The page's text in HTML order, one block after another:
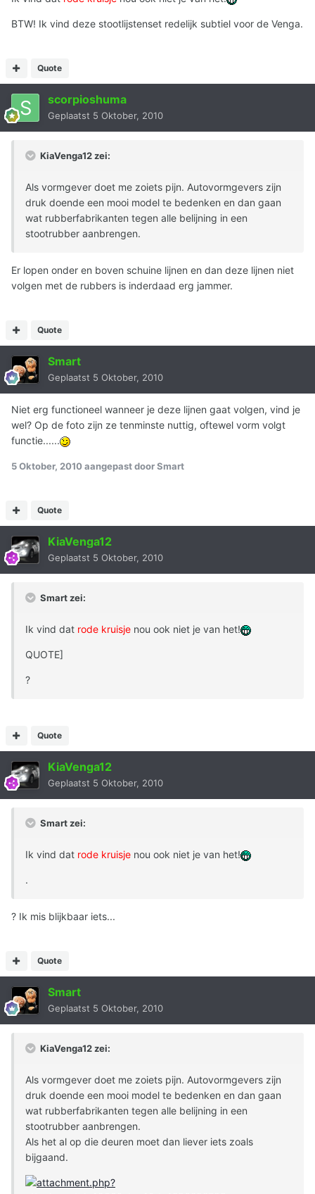
BTW! Ik vind deze stootlijstenset redelijk subtiel voor de Venga.
Quote
scorpioshuma
Geplaatst 5 Oktober, 2010
KiaVenga12 zei:
Als vormgever doet me zoiets pijn. Autovormgevers zijn
druk doende een mooi model te bedenken en dan gaan
wat rubberfabrikanten tegen alle belijning in een
stootrubber aanbrengen.
Er lopen onder en boven schuine lijnen en dan deze lijnen niet
volgen met de rubbers is inderdaad erg jammer.
Quote
Smart
Geplaatst 5 Oktober, 2010
Niet erg functioneel wanneer je deze lijnen gaat volgen, vind je
wel? Op de foto zijn ze tenminste nuttig, oftewel vorm volgt
functie......
5 Oktober, 2010aangepast door Smart
Quote
KiaVenga12
Geplaatst 5 Oktober, 2010
Smart zei:
Ik vind dat rode kruisje nou ook niet je van het!
QUOTE]
?
Quote
KiaVenga12
Geplaatst 5 Oktober, 2010
Smart zei:
Ik vind dat rode kruisje nou ook niet je van het!
.
? Ik mis blijkbaar iets...
Quote
Smart
Geplaatst 5 Oktober, 2010
KiaVenga12 zei:
Als vormgever doet me zoiets pijn. Autovormgevers zijn
druk doende een mooi model te bedenken en dan gaan
wat rubberfabrikanten tegen alle belijning in een
stootrubber aanbrengen.
Als het al op die deuren moet dan liever iets zoals
bijgaand.